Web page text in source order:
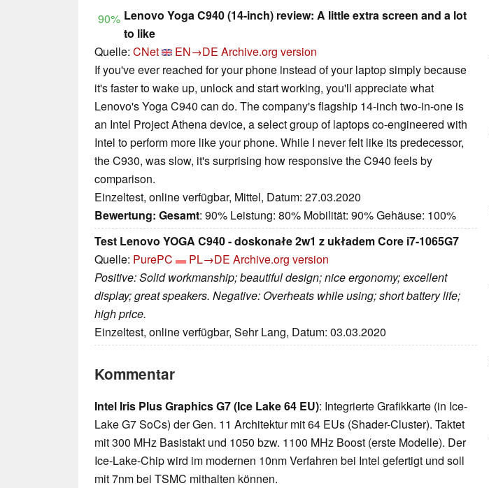
90% Lenovo Yoga C940 (14-inch) review: A little extra screen and a lot
to like
Quelle: CNet EN→DE Archive.org version
If you've ever reached for your phone instead of your laptop simply because
it's faster to wake up, unlock and start working, you'll appreciate what
Lenovo's Yoga C940 can do. The company's flagship 14-inch two-in-one is
an Intel Project Athena device, a select group of laptops co-engineered with
Intel to perform more like your phone. While I never felt like its predecessor,
the C930, was slow, it's surprising how responsive the C940 feels by
comparison.
Einzeltest, online verfügbar, Mittel, Datum: 27.03.2020
Bewertung: Gesamt: 90% Leistung: 80% Mobilität: 90% Gehäuse: 100%
Test Lenovo YOGA C940 - doskonałe 2w1 z układem Core i7-1065G7
Quelle: PurePC PL→DE Archive.org version
Positive: Solid workmanship; beautiful design; nice ergonomy; excellent
display; great speakers. Negative: Overheats while using; short battery life;
high price.
Einzeltest, online verfügbar, Sehr Lang, Datum: 03.03.2020
Kommentar
Intel Iris Plus Graphics G7 (Ice Lake 64 EU): Integrierte Grafikkarte (in Ice-
Lake G7 SoCs) der Gen. 11 Architektur mit 64 EUs (Shader-Cluster). Taktet
mit 300 MHz Basistakt und 1050 bzw. 1100 MHz Boost (erste Modelle). Der
Ice-Lake-Chip wird im modernen 10nm Verfahren bei Intel gefertigt und soll
mit 7nm bei TSMC mithalten können.